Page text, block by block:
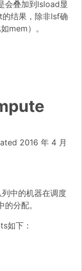
会叠加到lsload显
结果，除非lsf确
mem）。
2016 年 4 月
中的机器在调度
分配。
如下：